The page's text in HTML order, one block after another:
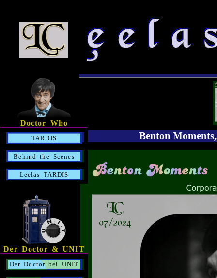
Doctor Who
TARDIS
Behind the Scenes
Leelas TARDIS
Der Doctor & UNIT
Der Doctor bei UNIT
Benton